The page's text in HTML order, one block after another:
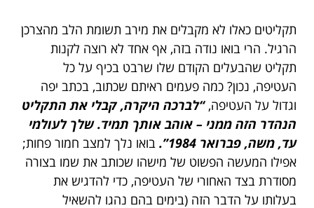
תקליטים כאלו לא מקבלים את מירב תשומת הלב מהצרכן
הרגיל. הרי בואו נודה בזה, אף אחד לא רוצה לקנות
תקליט שהבעלים הקודם שלו שרבט בכיף על כל
העטיפה, נכון? כמה פעמים ראיתם שכתוב, בכתב יפה
וגדול על העטיפה, “לברכה היקרה, קבלי את התקליט
הנהדר הזה ממני – אוהב אותך תמיד. שלך לעולמי
עד, משה, פברואר 1984”.
בואו נלך למצב חמור פחות;
אפילו המעשה הפשוט של מישהו שכותב את שמו בצורה
מסודרת בצד האחורי של העטיפה, כדי להדגיש את
בעלותו על הדבר הזה (בימים בהם נהגו להשאיל